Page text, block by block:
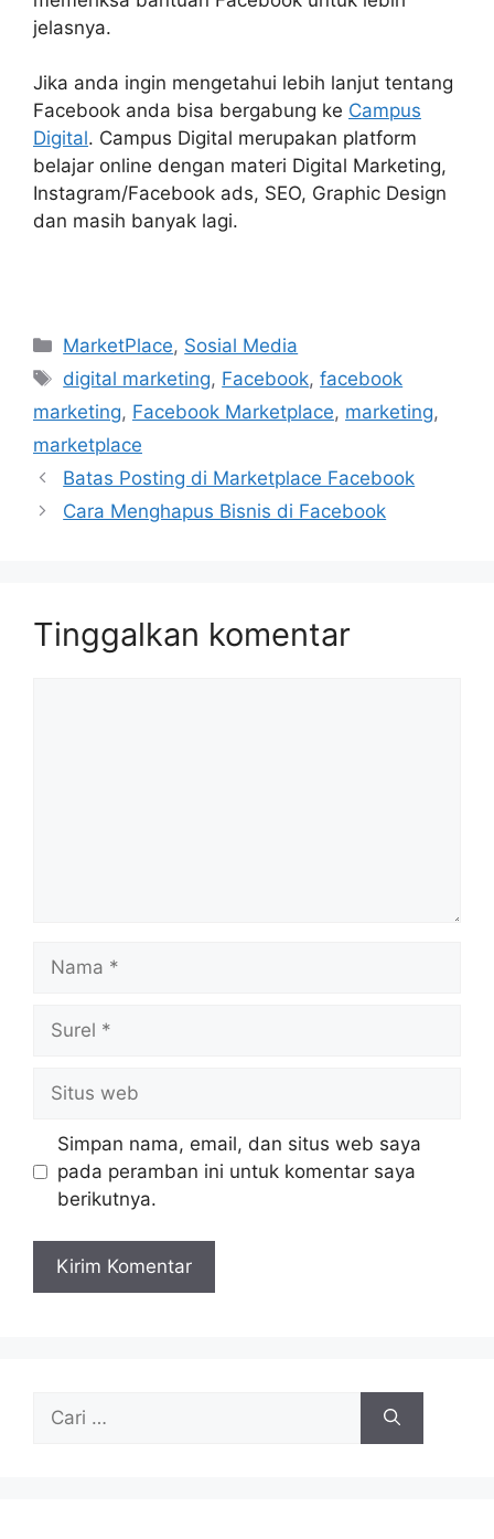
jelasnya.
Jika anda ingin mengetahui lebih lanjut tentang
Facebook anda bisa bergabung ke Campus
Digital. Campus Digital merupakan platform
belajar online dengan materi Digital Marketing,
Instagram/Facebook ads, SEO, Graphic Design
dan masih banyak lagi.
Kategori
MarketPlace, Sosial Media
Tag
digital marketing, Facebook,facebook
marketing, Facebook Marketplace, marketing,
marketplace
Batas Posting di Marketplace Facebook
Cara Menghapus Bisnis di Facebook
Tinggalkan komentar
web
Simpan nama, email, dan situs web saya
pada peramban ini untuk komentar saya
berikutnya.
Cari